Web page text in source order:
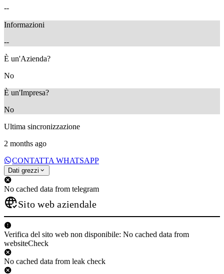
--
Informazioni
--
È un'Azienda?
No
È un'Impresa?
No
Ultima sincronizzazione
2 months ago
CONTATTA WHATSAPP
Dati grezzi
No cached data from telegram
Sito web aziendale
Verifica del sito web non disponibile: No cached data from
websiteCheck
No cached data from leak check